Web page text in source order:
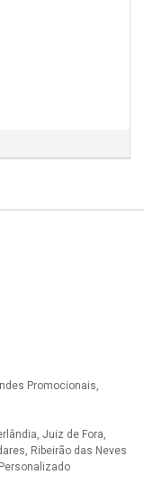
Promocionais,
Juiz de Fora,
Ribeirão das Neves